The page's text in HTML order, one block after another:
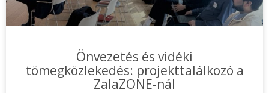
Önvezetés és vidéki
tömegközlekedés: projekttalálkozó a
ZalaZONE-nál